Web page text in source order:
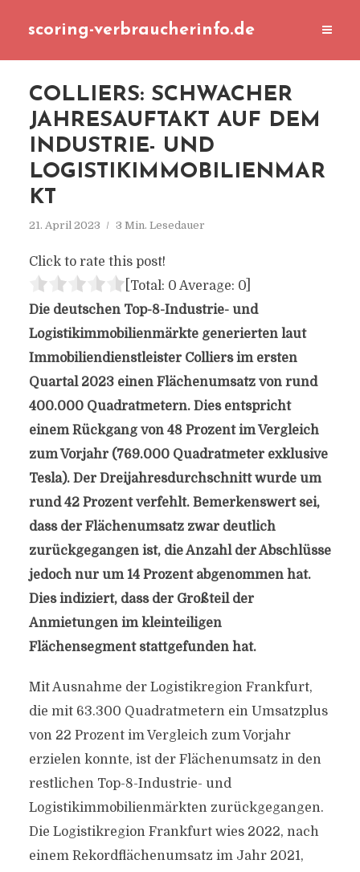
scoring-verbraucherinfo.de
COLLIERS: SCHWACHER
JAHRESAUFTAKT AUF DEM
INDUSTRIE- UND
LOGISTIKIMMOBILIENMAR
KT
21. April 2023 3 Min. Lesedauer
Click to rate this post!
[Total: 0 Average: 0]
Die deutschen Top-8-Industrie- und
Logistikimmobilienmärkte generierten laut
Immobiliendienstleister Colliers im ersten
Quartal 2023 einen Flächenumsatz von rund
400.000 Quadratmetern. Dies entspricht
einem Rückgang von 48 Prozent im Vergleich
zum Vorjahr (769.000 Quadratmeter exklusive
Tesla). Der Dreijahresdurchschnitt wurde um
rund 42 Prozent verfehlt. Bemerkenswert sei,
dass der Flächenumsatz zwar deutlich
zurückgegangen ist, die Anzahl der Abschlüsse
jedoch nur um 14 Prozent abgenommen hat.
Dies indiziert, dass der Großteil der
Anmietungen im kleinteiligen
Flächensegment stattgefunden hat.
Mit Ausnahme der Logistikregion Frankfurt,
die mit 63.300 Quadratmetern ein Umsatzplus
von 22 Prozent im Vergleich zum Vorjahr
erzielen konnte, ist der Flächenumsatz in den
restlichen Top-8-Industrie- und
Logistikimmobilienmärkten zurückgegangen.
Die Logistikregion Frankfurt wies 2022, nach
einem Rekordflächenumsatz im Jahr 2021,